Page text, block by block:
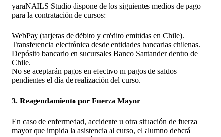
yaraNAILS Studio dispone de los siguientes medios de pago
para la contratación de cursos:
WebPay (tarjetas de débito y crédito emitidas en Chile).
Transferencia electrónica desde entidades bancarias chilenas.
Depósito bancario en sucursales Banco Santander dentro de
Chile.
No se aceptarán pagos en efectivo ni pagos de saldos
pendientes el día de realización del curso.
3. Reagendamiento por Fuerza Mayor
En caso de enfermedad, accidente u otra situación de fuerza
mayor que impida la asistencia al curso, el alumno deberá